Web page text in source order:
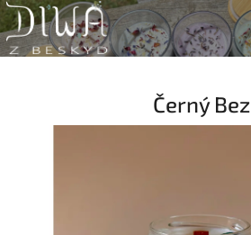
Přejít
na
obsah
Černý Bez